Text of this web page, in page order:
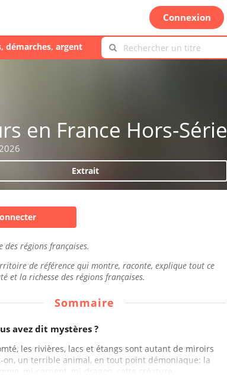
Connexion
démarches, argent
en France Hors-Série
Extrait
des régions françaises.
de référence qui montre, raconte, explique tout ce
et la richesse des régions françaises.
Sommaire
avez dit mystères ?
les rivières, lacs et étangs sont autant de miroirs
on, un terrible animal, en tout point démoniaque: la
mi-serpent, mi-dragon, cette créature...